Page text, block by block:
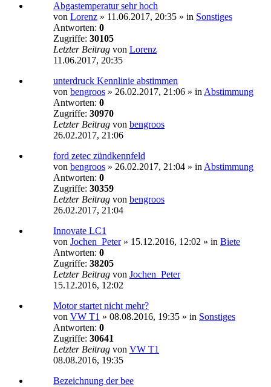
Abgastemperatur sehr hoch
von Lorenz » 11.06.2017, 20:35 » in Sonstiges
Antworten: 0
Zugriffe: 30105
Letzter Beitrag von Lorenz
11.06.2017, 20:35
unterdruck Kennlinie abstimmen
von bengroos » 26.02.2017, 21:06 » in Abstimmung
Antworten: 0
Zugriffe: 30970
Letzter Beitrag von bengroos
26.02.2017, 21:06
ford zetec zündkennfeld
von bengroos » 26.02.2017, 21:04 » in Abstimmung
Antworten: 0
Zugriffe: 30359
Letzter Beitrag von bengroos
26.02.2017, 21:04
Innovate LC1
von Jochen_Peter» 15.12.2016, 12:02 » in Biete
Antworten: 0
Zugriffe: 38205
Letzter Beitrag von Jochen_Peter
15.12.2016, 12:02
Motor startet nicht mehr?
von VW T1 » 08.08.2016, 19:35 » in Sonstiges
Antworten: 0
Zugriffe: 30641
Letzter Beitrag von VW T1
08.08.2016, 19:35
Bezeichnung der bee